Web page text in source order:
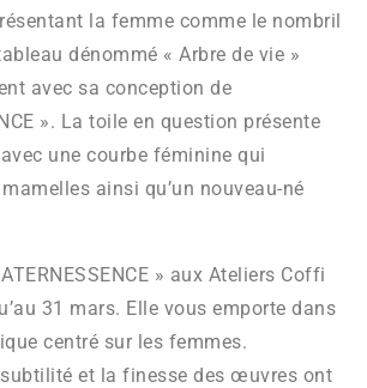
la femme comme le nombril
dénommé « Arbre de vie »
avec sa conception de
». La toile en question présente
une courbe féminine qui
ainsi qu’un nouveau-né
» aux Ateliers Coffi
31 mars. Elle vous emporte dans
centré sur les femmes.
subtilité et la finesse des œuvres ont